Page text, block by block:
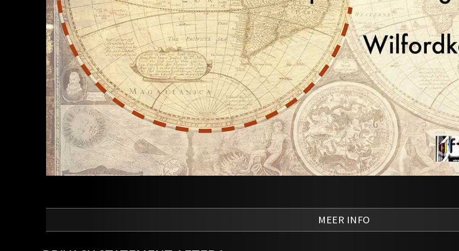
MEER INFO